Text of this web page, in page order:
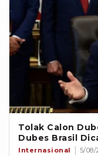
Tolak Calon
Dubes Brasil
Internasional 5/08/